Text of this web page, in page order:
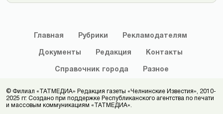
Главная Рубрики Рекламодателям
Документы Редакция Контакты
Справочник города Разное
© Филиал «ТАТМЕДИА» Редакция газеты «Челнинские Известия», 2010-
2025 гг. Создано при поддержке Республиканского агентства по печати
и массовым коммуникациям «ТАТМЕДИА».